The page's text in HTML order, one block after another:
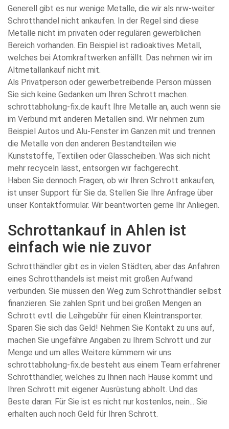
Generell gibt es nur wenige Metalle, die wir als nrw-weiter
Schrotthandel nicht ankaufen. In der Regel sind diese
Metalle nicht im privaten oder regulären gewerblichen
Bereich vorhanden. Ein Beispiel ist radioaktives Metall,
welches bei Atomkraftwerken anfällt. Das nehmen wir im
Altmetallankauf nicht mit.
Als Privatperson oder gewerbetreibende Person müssen
Sie sich keine Gedanken um Ihren Schrott machen.
schrottabholung-fix.de kauft Ihre Metalle an, auch wenn sie
im Verbund mit anderen Metallen sind. Wir nehmen zum
Beispiel Autos und Alu-Fenster im Ganzen mit und trennen
die Metalle von den anderen Bestandteilen wie
Kunststoffe, Textilien oder Glasscheiben. Was sich nicht
mehr recyceln lässt, entsorgen wir fachgerecht.
Haben Sie dennoch Fragen, ob wir Ihren Schrott ankaufen,
ist unser Support für Sie da. Stellen Sie Ihre Anfrage über
unser Kontaktformular. Wir beantworten gerne Ihr Anliegen.
Schrottankauf in Ahlen ist
einfach wie nie zuvor
Schrotthändler gibt es in vielen Städten, aber das Anfahren
eines Schrotthandels ist meist mit großen Aufwand
verbunden. Sie müssen den Weg zum Schrotthändler selbst
finanzieren. Sie zahlen Sprit und bei großen Mengen an
Schrott evtl. die Leihgebühr für einen Kleintransporter.
Sparen Sie sich das Geld! Nehmen Sie Kontakt zu uns auf,
machen Sie ungefähre Angaben zu Ihrem Schrott und zur
Menge und um alles Weitere kümmern wir uns.
schrottabholung-fix.de besteht aus einem Team erfahrener
Schrotthändler, welches zu Ihnen nach Hause kommt und
Ihren Schrott mit eigener Ausrüstung abholt. Und das
Beste daran: Für Sie ist es nicht nur kostenlos, nein... Sie
erhalten auch noch Geld für Ihren Schrott.